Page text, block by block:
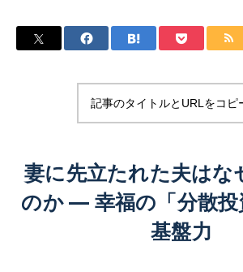
記事のタイトルとURLをコピ
妻に先立たれた夫はな
のか ― 幸福の「分散投
基盤力